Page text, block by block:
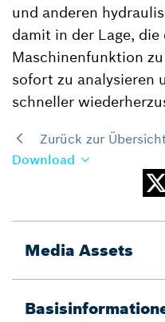
und anderen
damit in der Lage,
Maschinenfunktion
sofort zu analysieren
schneller
Zurück zur
Download
Media Assets